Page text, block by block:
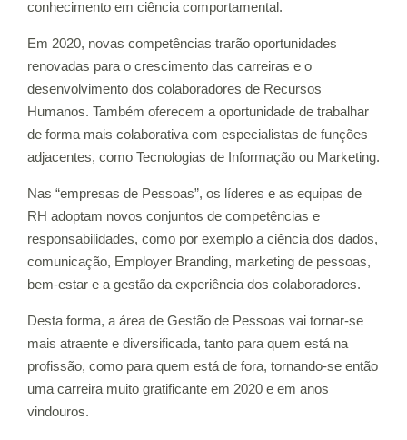
conhecimento em ciência comportamental.
Em 2020, novas competências trarão oportunidades
renovadas para o crescimento das carreiras e o
desenvolvimento dos colaboradores de Recursos
Humanos. Também oferecem a oportunidade de trabalhar
de forma mais colaborativa com especialistas de funções
adjacentes, como Tecnologias de Informação ou Marketing.
Nas “empresas de Pessoas”, os líderes e as equipas de
RH adoptam novos conjuntos de competências e
responsabilidades, como por exemplo a ciência dos dados,
comunicação, Employer Branding, marketing de pessoas,
bem-estar e a gestão da experiência dos colaboradores.
Desta forma, a área de Gestão de Pessoas vai tornar-se
mais atraente e diversificada, tanto para quem está na
profissão, como para quem está de fora, tornando-se então
uma carreira muito gratificante em 2020 e em anos
vindouros.